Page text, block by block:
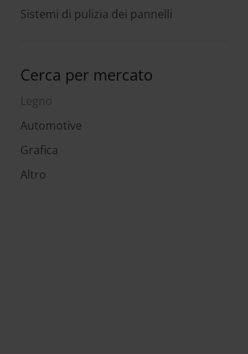
Sistemi di pulizia dei pannelli
Cerca per mercato
Legno
Automotive
Grafica
Altro